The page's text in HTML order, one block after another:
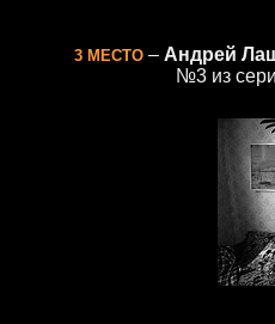
3 МЕСТО – Андрей
№3 из